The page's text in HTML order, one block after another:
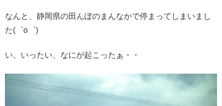
なんと、静岡県の田んぼのまんなかで停まってしまいまし
た(゜o゜)
い、いったい、なにが起こったぁ・・